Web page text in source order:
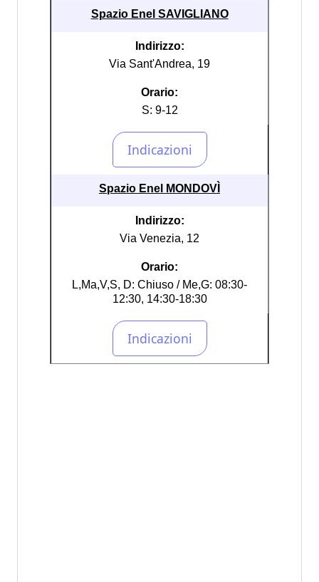
Spazio Enel SAVIGLIANO
Indirizzo:
Via Sant'Andrea, 19
Orario:
S: 9-12
Spazio Enel MONDOVÌ
Indirizzo:
Via Venezia, 12
Orario:
L,Ma,V,S, D: Chiuso / Me,G: 08:30-
12:30, 14:30-18:30